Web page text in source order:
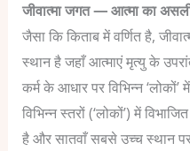
जीवात्मा जगत — आत्मा का
जैसा कि किताब में वर्णित है,
स्थान है जहाँ आत्माएं मृत्यु के
कर्म के आधार पर विभिन्न
विभिन्न स्तरों (‘लोकों’) में
है और सातवाँ सबसे उच्च स्थान